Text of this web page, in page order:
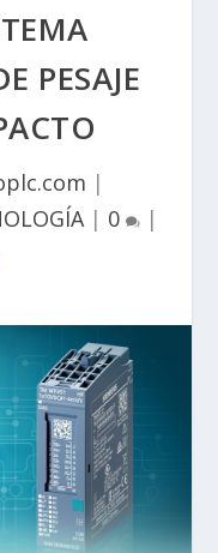
PESAJE
|
| 0 |